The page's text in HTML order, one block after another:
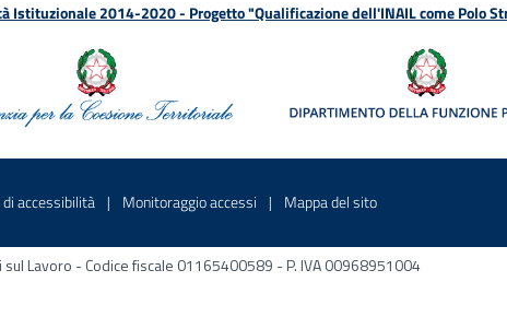
Istituzionale 2014-2020 - Progetto "Qualificazione dell'INAIL come Polo
in una nuova finestra
accessibilità Sito interno - Apre in una nuova finestra
Monitoraggio accessi Sito interno - Apre in una nuova
Mappa del sitoSito interno - Apre
Lavoro - Codice fiscale 01165400589 - P. IVA 00968951004